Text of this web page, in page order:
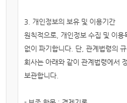
3. 개인정보의 보유 및 이용기간
원칙적으로, 개인정보 수집 및 이용
없이 파기합니다. 단, 관계법령의
회사는 아래와 같이 관계법령에서
보관합니다.